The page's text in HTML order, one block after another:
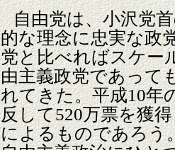
自由党は、小沢党
的な理念に忠実な政
党と比べればスケー
由主義政党であって
れてきた。平成10年
反して520万票を獲
によるものであろう